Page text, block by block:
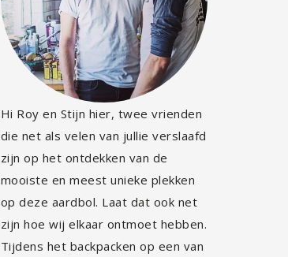
Hi Roy en Stijn hier, twee vrienden
die net als velen van jullie verslaafd
zijn op het ontdekken van de
mooiste en meest unieke plekken
op deze aardbol. Laat dat ook net
zijn hoe wij elkaar ontmoet hebben.
Tijdens het backpacken op een van